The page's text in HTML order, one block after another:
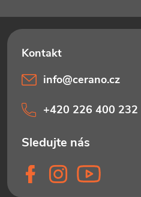
info@cerano.cz
+420 226 400 232